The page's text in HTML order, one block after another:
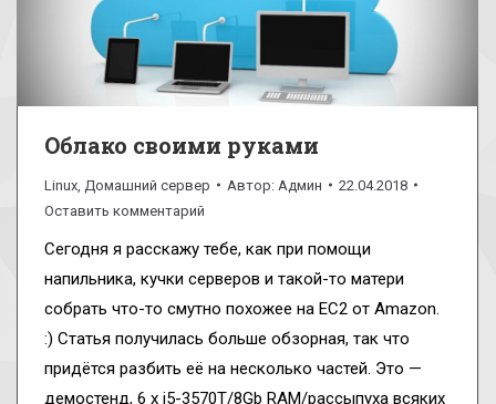
Облако своими руками
Linux Домашний сервер Автор: Админ
22.04.2018
Оставить комментарий
Сегодня я расскажу тебе, как при помощи
напильника, кучки серверов и такой-то матери
собрать что-то смутно похожее на EC2 от Amazon.
:) Статья получилась больше обзорная, так что
придётся разбить её на несколько частей. Это —
демостенд, 6 х i5-3570T/8Gb RAM/рассыпуха всяких